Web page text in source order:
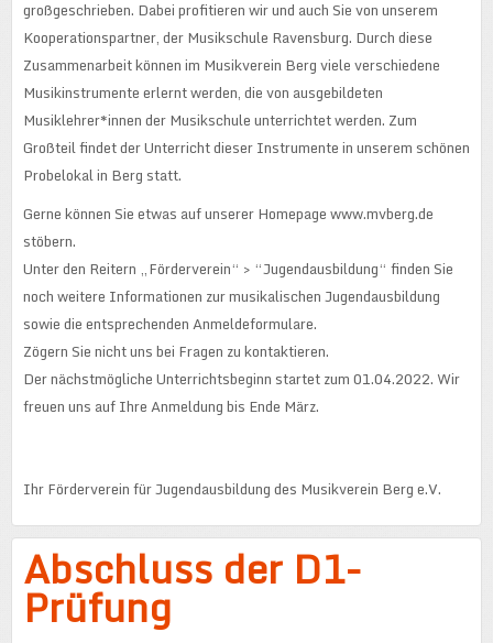
großgeschrieben. Dabei profitieren wir und auch Sie von unserem
Kooperationspartner, der Musikschule Ravensburg. Durch diese
Zusammenarbeit können im Musikverein Berg viele verschiedene
Musikinstrumente erlernt werden, die von ausgebildeten
Musiklehrer*innen der Musikschule unterrichtet werden. Zum
Großteil findet der Unterricht dieser Instrumente in unserem schönen
Probelokal in Berg statt.
Gerne können Sie etwas auf unserer Homepage www.mvberg.de
stöbern.
Unter den Reitern „Förderverein“ > “Jugendausbildung“ finden Sie
noch weitere Informationen zur musikalischen Jugendausbildung
sowie die entsprechenden Anmeldeformulare.
Zögern Sie nicht uns bei Fragen zu kontaktieren.
Der nächstmögliche Unterrichtsbeginn startet zum 01.04.2022. Wir
freuen uns auf Ihre Anmeldung bis Ende März.
Ihr Förderverein für Jugendausbildung des Musikverein Berg e.V.
Abschluss der D1-
Prüfung